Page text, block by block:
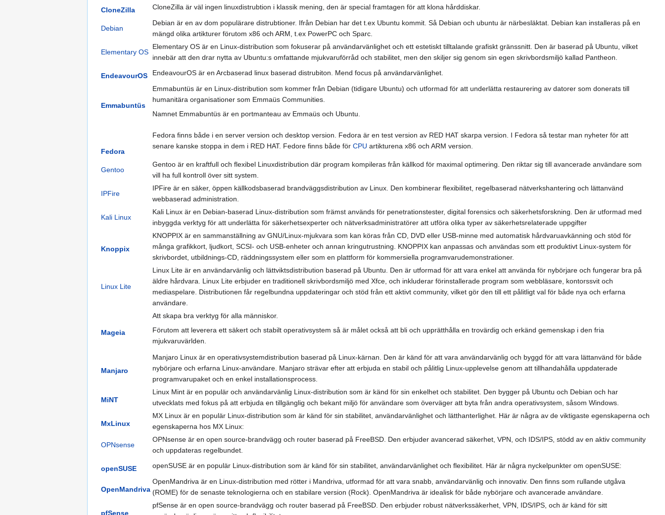
CloneZilla CloneZilla är väl ingen linuxdistrubtion i klassik mening, den är special framtagen för att klona hårddiskar.
Debian
Debian är en av dom populärare distrubtioner. Ifrån Debian har det t.ex Ubuntu kommit. Så Debian och ubuntu är närbesläktat. Debian kan installeras på en
mängd olika artikturer förutom x86 och ARM, t.ex PowerPC och Sparc.
Elementary OS
Elementary OS är en Linux-distribution som fokuserar på användarvänlighet och ett estetiskt tilltalande grafiskt gränssnitt. Den är baserad på Ubuntu, vilket
innebär att den drar nytta av Ubuntu:s omfattande mjukvaruförråd och stabilitet, men den skiljer sig genom sin egen skrivbordsmiljö kallad Pantheon.
EndeavourOS EndeavourOS är en Arcbaserad linux baserad distrubiton. Mend focus på användarvänlighet.
Emmabuntüs
Emmabuntüs är en Linux-distribution som kommer från Debian (tidigare Ubuntu) och utformad för att underlätta restaurering av datorer som donerats till
humanitära organisationer som Emmaüs Communities.
Namnet Emmabuntüs är en portmanteau av Emmaüs och Ubuntu.
Fedora
Fedora finns både i en server version och desktop version. Fedora är en test version av RED HAT skarpa version. I Fedora så testar man nyheter för att
senare kanske stoppa in dem i RED HAT. Fedore finns både för CPU artikturena x86 och ARM version.
Gentoo
Gentoo är en kraftfull och flexibel Linuxdistribution där program kompileras från källkod för maximal optimering. Den riktar sig till avancerade användare som
vill ha full kontroll över sitt system.
IPFire
IPFire är en säker, öppen källkodsbaserad brandväggsdistribution av Linux. Den kombinerar flexibilitet, regelbaserad nätverkshantering och lättanvänd
webbaserad administration.
Kali Linux
Kali Linux är en Debian-baserad Linux-distribution som främst används för penetrationstester, digital forensics och säkerhetsforskning. Den är utformad med
inbyggda verktyg för att underlätta för säkerhetsexperter och nätverksadministratörer att utföra olika typer av säkerhetsrelaterade uppgifter
Knoppix
KNOPPIX är en sammanställning av GNU/Linux-mjukvara som kan köras från CD, DVD eller USB-minne med automatisk hårdvaruavkänning och stöd för
många grafikkort, ljudkort, SCSI- och USB-enheter och annan kringutrustning. KNOPPIX kan anpassas och användas som ett produktivt Linux-system för
skrivbordet, utbildnings-CD, räddningssystem eller som en plattform för kommersiella programvarudemonstrationer.
Linux Lite
Linux Lite är en användarvänlig och lättviktsdistribution baserad på Ubuntu. Den är utformad för att vara enkel att använda för nybörjare och fungerar bra på
äldre hårdvara. Linux Lite erbjuder en traditionell skrivbordsmiljö med Xfce, och inkluderar förinstallerade program som webbläsare, kontorssvit och
mediaspelare. Distributionen får regelbundna uppdateringar och stöd från ett aktivt community, vilket gör den till ett pålitligt val för både nya och erfarna
användare.
Mageia
Att skapa bra verktyg för alla människor.
Förutom att leverera ett säkert och stabilt operativsystem så är målet också att bli och upprätthålla en trovärdig och erkänd gemenskap i den fria
mjukvaruvärlden.
Manjaro
Manjaro Linux är en operativsystemdistribution baserad på Linux-kärnan. Den är känd för att vara användarvänlig och byggd för att vara lättanvänd för både
nybörjare och erfarna Linux-användare. Manjaro strävar efter att erbjuda en stabil och pålitlig Linux-upplevelse genom att tillhandahålla uppdaterade
programvarupaket och en enkel installationsprocess.
MiNT
Linux Mint är en populär och användarvänlig Linux-distribution som är känd för sin enkelhet och stabilitet. Den bygger på Ubuntu och Debian och har
utvecklats med fokus på att erbjuda en tillgänglig och bekant miljö för användare som överväger att byta från andra operativsystem, såsom Windows.
MxLinux
MX Linux är en populär Linux-distribution som är känd för sin stabilitet, användarvänlighet och lätthanterlighet. Här är några av de viktigaste egenskaperna och
egenskaperna hos MX Linux:
OPNsense
OPNsense är en open source-brandvägg och router baserad på FreeBSD. Den erbjuder avancerad säkerhet, VPN, och IDS/IPS, stödd av en aktiv community
och uppdateras regelbundet.
openSUSE openSUSE är en populär Linux-distribution som är känd för sin stabilitet, användarvänlighet och flexibilitet. Här är några nyckelpunkter om openSUSE:
OpenMandriva
OpenMandriva är en Linux-distribution med rötter i Mandriva, utformad för att vara snabb, användarvänlig och innovativ. Den finns som rullande utgåva
(ROME) för de senaste teknologierna och en stabilare version (Rock). OpenMandriva är idealisk för både nybörjare och avancerade användare.
pfSense
pfSense är en open source-brandvägg och router baserad på FreeBSD. Den erbjuder robust nätverkssäkerhet, VPN, IDS/IPS, och är känd för sitt